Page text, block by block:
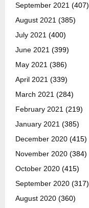
September 2021 (407)
August 2021 (385)
July 2021 (400)
June 2021 (399)
May 2021 (386)
April 2021 (339)
March 2021 (284)
February 2021 (219)
January 2021 (385)
December 2020 (415)
November 2020 (384)
October 2020 (415)
September 2020 (317)
August 2020 (360)